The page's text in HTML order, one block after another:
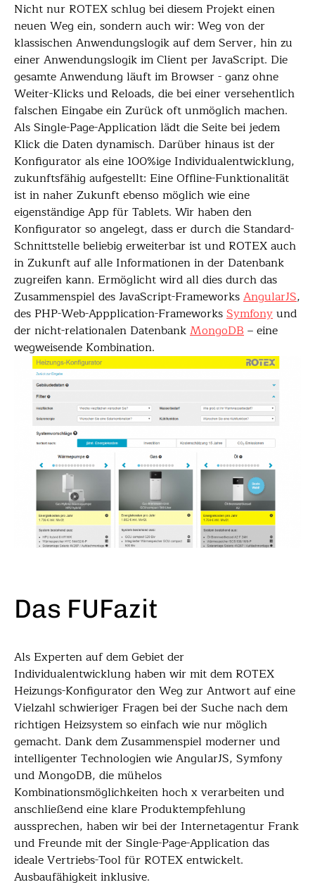
Nicht nur ROTEX schlug bei diesem Projekt einen
neuen Weg ein, sondern auch wir: Weg von der
klassischen Anwendungslogik auf dem Server, hin zu
einer Anwendungslogik im Client per JavaScript. Die
gesamte Anwendung läuft im Browser - ganz ohne
Weiter-Klicks und Reloads, die bei einer versehentlich
falschen Eingabe ein Zurück oft unmöglich machen.
Als Single-Page-Application lädt die Seite bei jedem
Klick die Daten dynamisch. Darüber hinaus ist der
Konfigurator als eine 100%ige Individualentwicklung,
zukunftsfähig aufgestellt: Eine Offline-Funktionalität
ist in naher Zukunft ebenso möglich wie eine
eigenständige App für Tablets. Wir haben den
Konfigurator so angelegt, dass er durch die Standard-
Schnittstelle beliebig erweiterbar ist und ROTEX auch
in Zukunft auf alle Informationen in der Datenbank
zugreifen kann. Ermöglicht wird all dies durch das
Zusammenspiel des JavaScript-FrameworksAngularJS,
des PHP-Web-Appplication-FrameworksSymfonyund
der nicht-relationalen DatenbankMongoDB– eine
wegweisende Kombination.
Das FUFazit
Als Experten auf dem Gebiet der
Individualentwicklung haben wir mit dem ROTEX
Heizungs-Konfigurator den Weg zur Antwort auf eine
Vielzahl schwieriger Fragen bei der Suche nach dem
richtigen Heizsystem so einfach wie nur möglich
gemacht. Dank dem Zusammenspiel moderner und
intelligenter Technologien wie AngularJS, Symfony
und MongoDB, die mühelos
Kombinationsmöglichkeiten hoch x verarbeiten und
anschließend eine klare Produktempfehlung
aussprechen, haben wir bei der Internetagentur Frank
und Freunde mit der Single-Page-Application das
ideale Vertriebs-Tool für ROTEX entwickelt.
Ausbaufähigkeit inklusive.